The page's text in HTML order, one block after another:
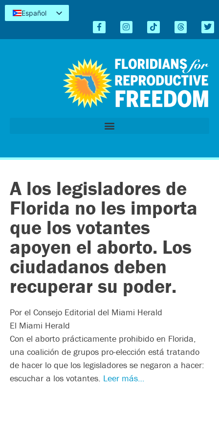
Español
Kreyòl
A los legisladores de
Florida no les importa
que los votantes
apoyen el aborto. Los
ciudadanos deben
recuperar su poder.
Por el Consejo Editorial del Miami Herald
El Miami Herald
Con el aborto prácticamente prohibido en Florida,
una coalición de grupos pro-elección está tratando
de hacer lo que los legisladores se negaron a hacer:
escuchar a los votantes. Leer más…